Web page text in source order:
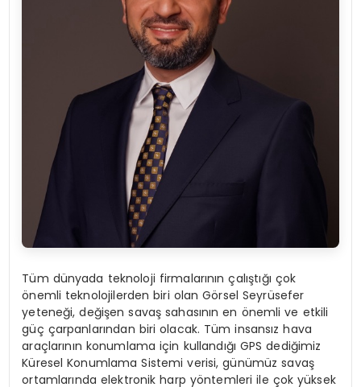
Tüm dünyada teknoloji firmalarının çalıştığı çok
önemli teknolojilerden biri olan Görsel Seyrüsefer
yeteneği, değişen savaş sahasının en önemli ve etkili
güç çarpanlarından biri olacak. Tüm insansız hava
araçlarının konumlama için kullandığı GPS dediğimiz
Küresel Konumlama Sistemi verisi, günümüz savaş
ortamlarında elektronik harp yöntemleri ile çok yüksek